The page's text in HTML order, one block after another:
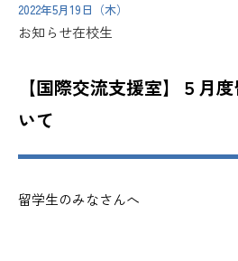
2022年5月19日（木）
お知らせ在校生
【国際交流支援室】５月
いて
留学生のみなさんへ